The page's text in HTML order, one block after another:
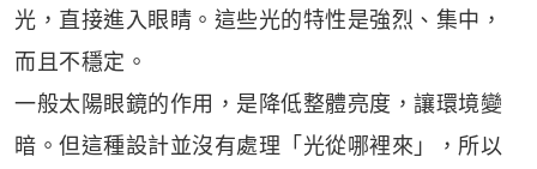
光，直接進入眼睛。這些光的特性是強烈、集中，
而且不穩定。
一般太陽眼鏡的作用，是降低整體亮度，讓環境變
暗。但這種設計並沒有處理「光從哪裡來」，所以